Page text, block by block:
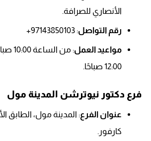
الأنصاري للصرافة.
رقم التواصل: 97143850103+
مواعيد العمل
: من
12:00 صباحًا.
فرع دكتور نيوترشن المدينة مول
عنوان الفرع: المدينة مول، الطابق
كارفور.